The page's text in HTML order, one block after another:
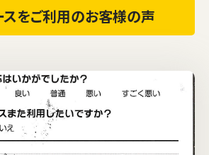
スをご利用のお客様の声